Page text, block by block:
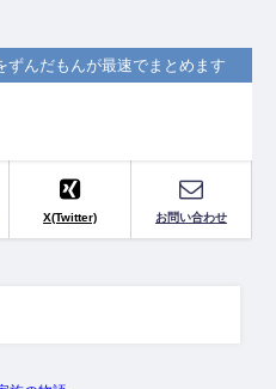
んだもんが最速でまとめます
X(Twitter) お問い合わせ